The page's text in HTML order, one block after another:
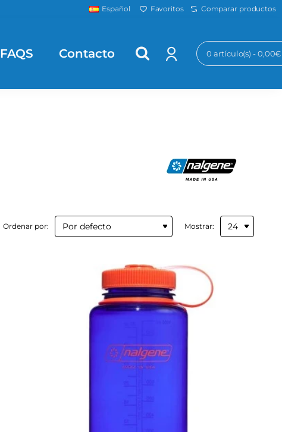
Español Favoritos Comparar productos
FAQS Contacto 0 artículo(s) - 0,00€
Ordenar por: Mostrar: